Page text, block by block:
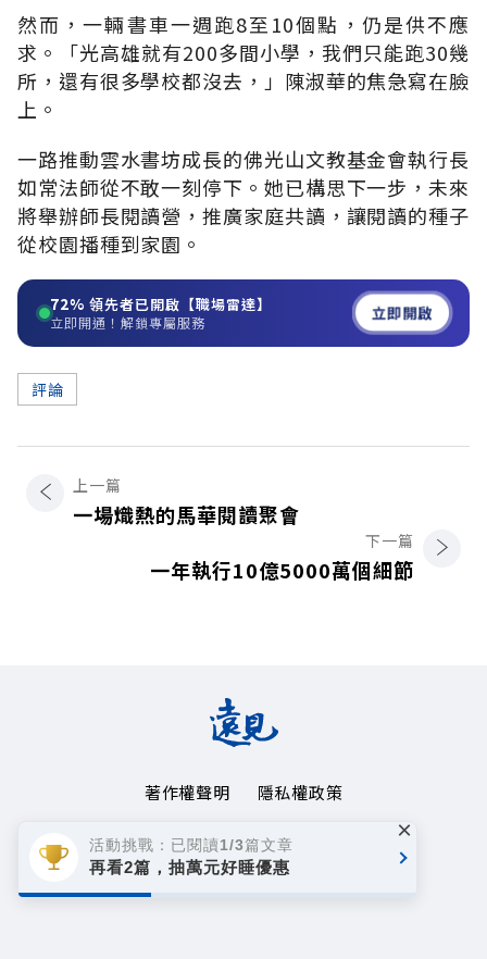
然而，一輛書車一週跑8至10個點，仍是供不應
求。「光高雄就有200多間小學，我們只能跑30幾
所，還有很多學校都沒去，」陳淑華的焦急寫在臉
上。
一路推動雲水書坊成長的佛光山文教基金會執行長
如常法師從不敢一刻停下。她已構思下一步，未來
將舉辦師長閱讀營，推廣家庭共讀，讓閱讀的種子
從校園播種到家園。
72% 領先者已開啟【職場雷達】
立即開通！解鎖專屬服務 立即開啟
評論
上一篇
一場熾熱的馬華閱讀聚會
下一篇
一年執行10億5000萬個細節
著作權聲明
隱私權政策
Copyright© 1999~2026
遠見天下文化事業群. All rights reserved.
活動挑戰：已閱讀1/3篇文章
再看2篇，抽萬元好睡優惠
×